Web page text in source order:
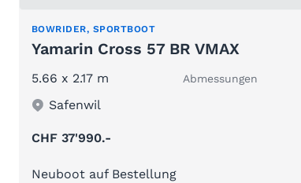
BOWRIDER, SPORTBOOT
Yamarin Cross 57 BR VMAX
5.66 x 2.17 m Abmessungen
Safenwil
CHF 37'990.-
Neuboot auf Bestellung